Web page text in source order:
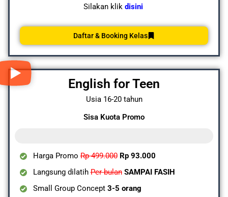
Silakan klik disini
Daftar & Booking Kelas
English for Teen
Usia 16-20 tahun
Sisa Kuota Promo
Harga PromoRp 499.000 Rp 93.000
Langsung dilatihPer bulan SAMPAI FASIH
Small Group Concept 3-5 orang